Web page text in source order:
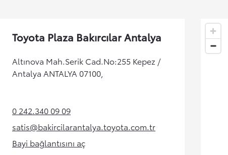
Toyota Plaza Bakırcılar Antalya
Altınova Mah.Serik Cad.No:255 Kepez /
Antalya ANTALYA 07100,
0 242.340 09 09(Opens in new tab)
satis@bakircilarantalya.toyota.com.tr
(Opens in new tab)
Bayi bağlantısını aç
(Opens in new tab)